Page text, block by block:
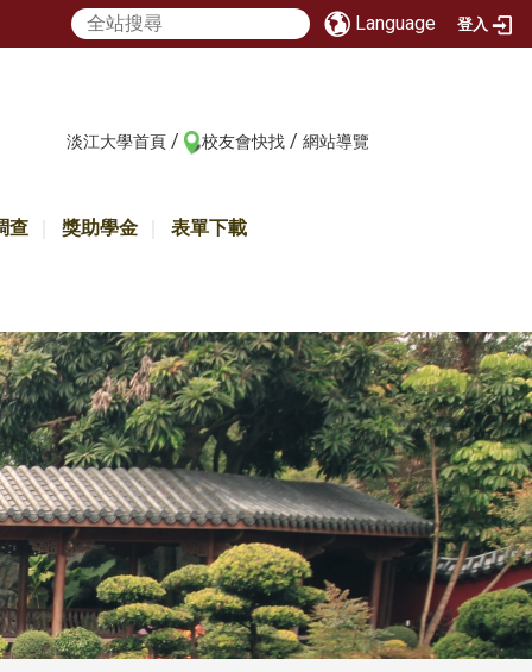
Language 登入
淡江大學首頁 / 校友會快找 / 網站導覽
查 獎助學金 表單下載